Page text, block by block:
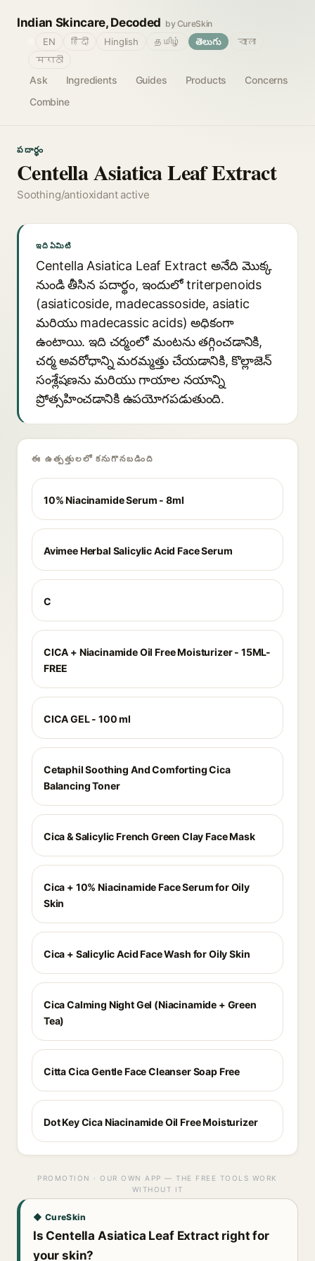
Indian Skincare, Decoded by CureSkin
Ask Ingredients Guides Products
Concerns
Combine
EN हिंदी Hinglish தமிழ் తెలుగు
বাংলা
मराठी
పదార్థం
Centella Asiatica Leaf Extract
Soothing/antioxidant active
ఇది ఏమిటి
Centella Asiatica Leaf Extract అనేది మొక్క
నుండి తీసిన పదార్థం, ఇందులో triterpenoids
(asiaticoside, madecassoside, asiatic
మరియు madecassic acids) అధికంగా
ఉంటాయి. ఇది చర్మంలో మంటను తగ్గించడానికి,
చర్మ అవరోధాన్ని మరమ్మత్తు చేయడానికి, కొల్లాజెన్
సంశ్లేషణను మరియు గాయాల నయాన్ని
ప్రోత్సహించడానికి ఉపయోగపడుతుంది.
ఈ ఉత్పత్తులలో కనుగొనబడింది
10% Niacinamide Serum - 8ml
Avimee Herbal Salicylic Acid Face Serum
C
CICA + Niacinamide Oil Free Moisturizer - 15ML-
FREE
CICA GEL - 100 ml
Cetaphil Soothing And Comforting Cica
Balancing Toner
Cica & Salicylic French Green Clay Face Mask
Cica + 10% Niacinamide Face Serum for Oily
Skin
Cica + Salicylic Acid Face Wash for Oily Skin
Cica Calming Night Gel (Niacinamide + Green
Tea)
Citta Cica Gentle Face Cleanser Soap Free
Dot Key Cica Niacinamide Oil Free Moisturizer
PROMOTION · OUR OWN APP — THE FREE TOOLS WORK
WITHOUT IT
◆ CureSkin
Is Centella Asiatica Leaf Extract right for
your skin?